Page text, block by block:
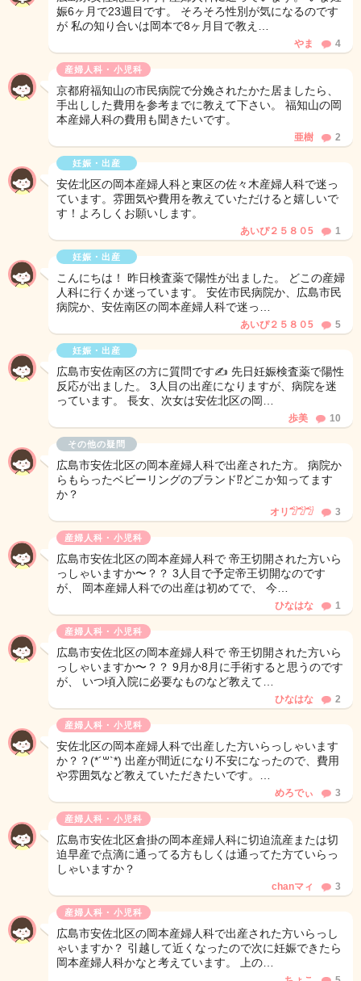
娠6ヶ月で23週目です。 そろそろ性別が気になるのです
が 私の知り合いは岡本で8ヶ月目で教え…
やま 4
産婦人科・小児科
京都府福知山の市民病院で分娩されたかた居ましたら、
手出しした費用を参考までに教えて下さい。 福知山の岡
本産婦人科の費用も聞きたいです。
亜樹 2
妊娠・出産
安佐北区の岡本産婦人科と東区の佐々木産婦人科で迷っ
ています。雰囲気や費用を教えていただけると嬉しいで
す！よろしくお願いします。
あいぴ２５８０5 1
妊娠・出産
こんにちは！ 昨日検査薬で陽性が出ました。 どこの産婦
人科に行くか迷っています。 安佐市民病院か、広島市民
病院か、安佐南区の岡本産婦人科で迷っ…
あいぴ２５８０5 5
妊娠・出産
広島市安佐南区の方に質問です✍️ 先日妊娠検査薬で陽性
反応が出ました。 3人目の出産になりますが、病院を迷
っています。 長女、次女は安佐北区の岡…
歩美 10
その他の疑問
広島市安佐北区の岡本産婦人科で出産された方。 病院か
らもらったベビーリングのブランド⁉️どこか知ってます
か？
オリ𓅿𓅿𓅿 3
産婦人科・小児科
広島市安佐北区の岡本産婦人科で 帝王切開された方いら
っしゃいますか〜？？ 3人目で予定帝王切開なのです
が、 岡本産婦人科での出産は初めてで、 今…
ひなはな 1
産婦人科・小児科
広島市安佐北区の岡本産婦人科で 帝王切開された方いら
っしゃいますか〜？？ 9月か8月に手術すると思うのです
が、 いつ頃入院に必要なものなど教えて…
ひなはな 2
産婦人科・小児科
安佐北区の岡本産婦人科で出産した方いらっしゃいます
か？？(*´꒳`*) 出産が間近になり不安になったので、費用
や雰囲気など教えていただきたいです。…
めろでぃ 3
産婦人科・小児科
広島市安佐北区倉掛の岡本産婦人科に切迫流産または切
迫早産で点滴に通ってる方もしくは通ってた方ていらっ
しゃいますか？
chanマィ 3
産婦人科・小児科
広島市安佐北区の岡本産婦人科で出産された方いらっし
ゃいますか？ 引越して近くなったので次に妊娠できたら
岡本産婦人科かなと考えています。 上の…